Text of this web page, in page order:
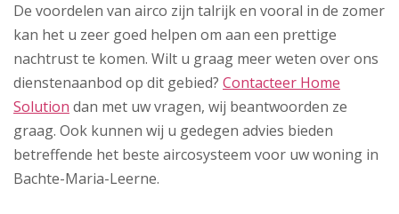
De voordelen van airco zijn talrijk en vooral in de zomer
kan het u zeer goed helpen om aan een prettige
nachtrust te komen. Wilt u graag meer weten over ons
dienstenaanbod op dit gebied? Contacteer Home
Solution dan met uw vragen, wij beantwoorden ze
graag. Ook kunnen wij u gedegen advies bieden
betreffende het beste aircosysteem voor uw woning in
Bachte-Maria-Leerne.